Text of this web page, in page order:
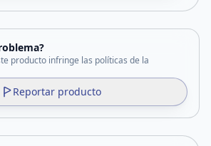
producto infringe las políticas de la
Reportar producto